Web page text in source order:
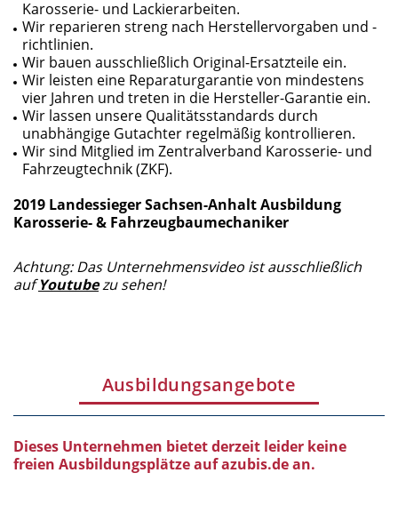
Karosserie- und Lackierarbeiten.
Wir reparieren streng nach Herstellervorgaben und -
richtlinien.
Wir bauen ausschließlich Original-Ersatzteile ein.
Wir leisten eine Reparaturgarantie von mindestens
vier Jahren und treten in die Hersteller-Garantie ein.
Wir lassen unsere Qualitätsstandards durch
unabhängige Gutachter regelmäßig kontrollieren.
Wir sind Mitglied im Zentralverband Karosserie- und
Fahrzeugtechnik (ZKF).
2019 Landessieger Sachsen-Anhalt Ausbildung
Karosserie- & Fahrzeugbaumechaniker
Achtung: Das Unternehmensvideo ist ausschließlich
aufYoutubezu sehen!
Ausbildungsangebote
Dieses Unternehmen bietet derzeit leider keine
freien Ausbildungsplätze auf azubis.de an.